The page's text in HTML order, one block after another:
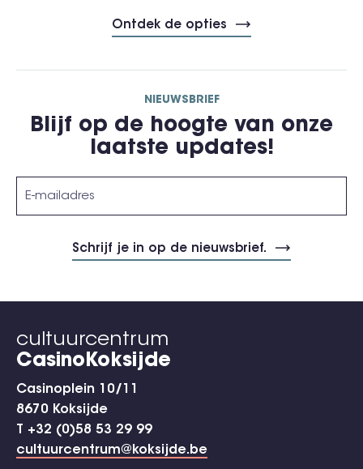
Ontdek de opties
NIEUWSBRIEF
Blijf op de hoogte van onze
laatste updates!
cultuurcentrum
CasinoKoksijde
Casinoplein 10/11
8670 Koksijde
T +32 (0)58 53 29 99
cultuurcentrum@koksijde.be